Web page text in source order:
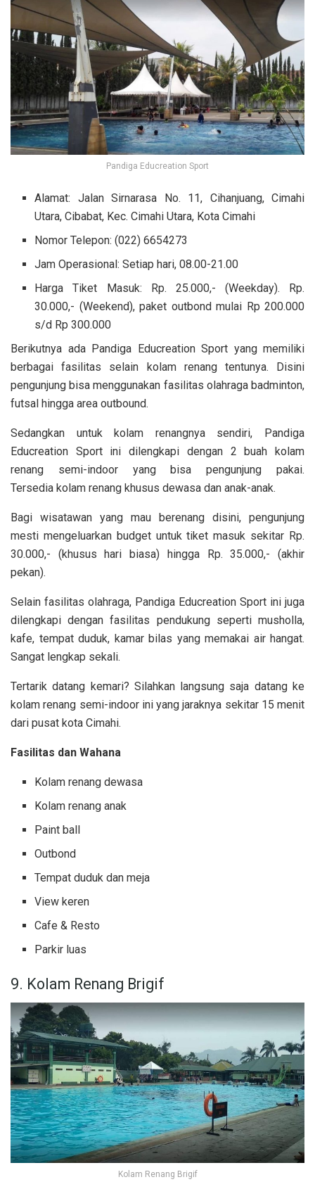
Pandiga Educreation Sport
Alamat: Jalan Sirnarasa No. 11, Cihanjuang, Cimahi
Utara, Cibabat, Kec. Cimahi Utara, Kota Cimahi
Nomor Telepon: (022) 6654273
Jam Operasional: Setiap hari, 08.00-21.00
Harga Tiket Masuk: Rp. 25.000,- (Weekday). Rp.
30.000,- (Weekend), paket outbond mulai Rp 200.000
s/d Rp 300.000
Berikutnya ada Pandiga Educreation Sport yang memiliki
berbagai fasilitas selain kolam renang tentunya. Disini
pengunjung bisa menggunakan fasilitas olahraga badminton,
futsal hingga area outbound.
Sedangkan untuk kolam renangnya sendiri, Pandiga
Educreation Sport ini dilengkapi dengan 2 buah kolam
renang semi-indoor yang bisa pengunjung pakai.
Tersedia kolam renang khusus dewasa dan anak-anak.
Bagi wisatawan yang mau berenang disini, pengunjung
mesti mengeluarkan budget untuk tiket masuk sekitar Rp.
30.000,- (khusus hari biasa) hingga Rp. 35.000,- (akhir
pekan).
Selain fasilitas olahraga, Pandiga Educreation Sport ini juga
dilengkapi dengan fasilitas pendukung seperti musholla,
kafe, tempat duduk, kamar bilas yang memakai air hangat.
Sangat lengkap sekali.
Tertarik datang kemari? Silahkan langsung saja datang ke
kolam renang semi-indoor ini yang jaraknya sekitar 15 menit
dari pusat kota Cimahi.
Fasilitas dan Wahana
Kolam renang dewasa
Kolam renang anak
Paint ball
Outbond
Tempat duduk dan meja
View keren
Cafe & Resto
Parkir luas
9. Kolam Renang Brigif
Kolam Renang Brigif